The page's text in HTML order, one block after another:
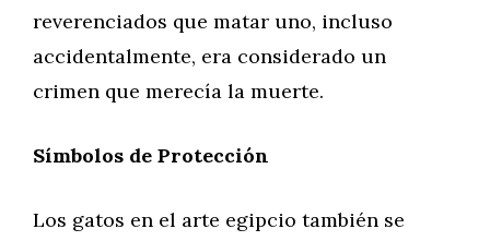
reverenciados que matar uno, incluso
accidentalmente, era considerado un
crimen que merecía la muerte.
Símbolos de Protección
Los gatos en el arte egipcio también se